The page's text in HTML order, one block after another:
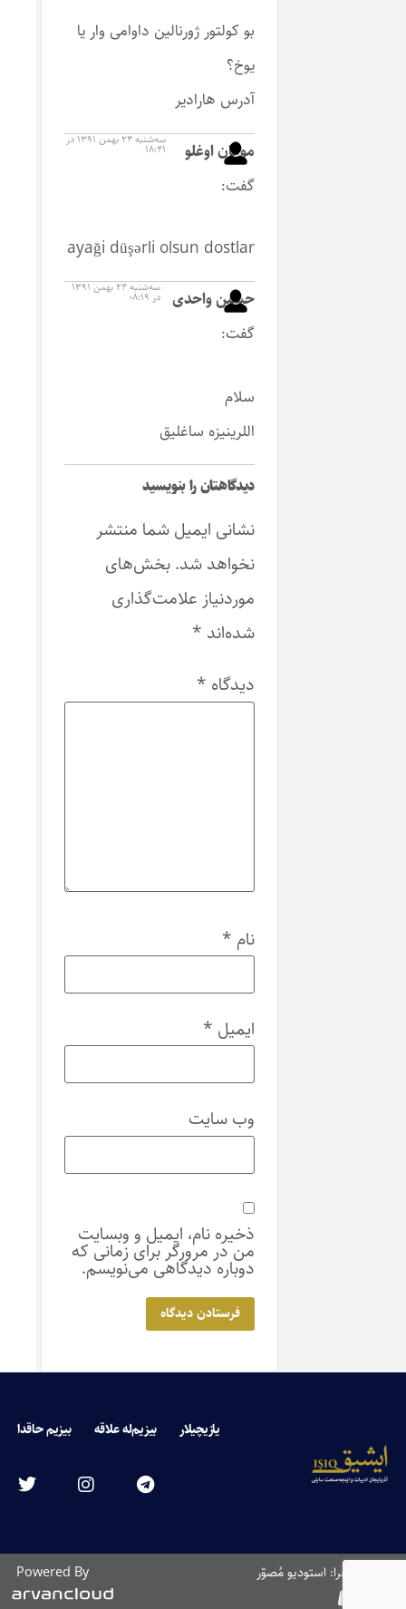
بو کولتور ژورنالین داوامی وار یا
یوخ؟
آدرس هارادیر
موغان اوغلو
گفت:
سه‌شنبه ۲۴ بهمن ۱۳۹۱ در
۱۸:۴۱
ayaği düşərli olsun dostlar
حسین واحدی
گفت:
سه‌شنبه ۲۴ بهمن ۱۳۹۱
در ۰۸:۱۹
سلام
اللرینیزه ساغلیق
دیدگاهتان را بنویسید
نشانی ایمیل شما منتشر
نخواهد شد. بخش‌های
موردنیاز علامت‌گذاری
شده‌اند *
دیدگاه *
نام *
ایمیل *
وب‌ سایت
ذخیره نام، ایمیل و وبسایت
من در مرورگر برای زمانی که
دوباره دیدگاهی می‌نویسم.
یازیچیلار بیزیم‌له علاقه بیزیم حاقدا
طراحی و اجرا: استودیو مُصوّر Powered By